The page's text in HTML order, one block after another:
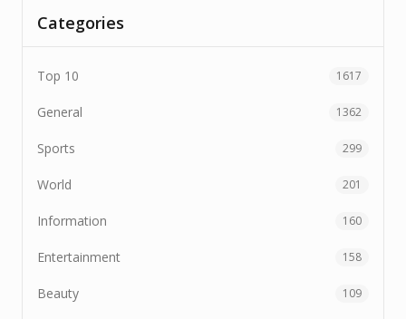
Categories
Top 10 1617
General 1362
Sports 299
World 201
Information 160
Entertainment 158
Beauty 109